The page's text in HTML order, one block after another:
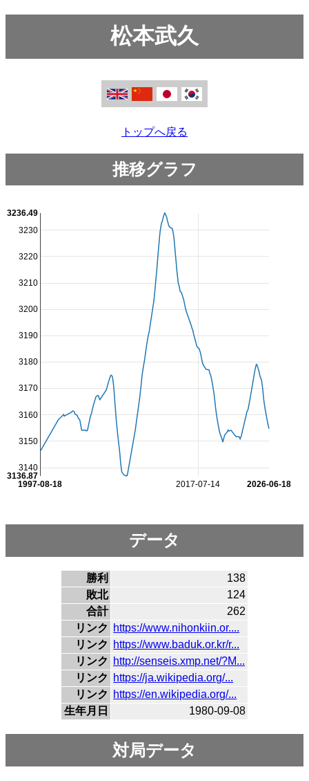
松本武久
トップへ戻る
推移グラフ
2017-07-14
1997-08-18 2026-06-18
3140
3150
3160
3170
3180
3190
3200
3210
3220
3230
3136.87
3236.49
データ
勝利
138
敗北
124
合計
262
リンク
https://www.nihonkiin.or....
リンク
https://www.baduk.or.kr/r...
リンク
http://senseis.xmp.net/?M...
リンク
https://ja.wikipedia.org/...
リンク
https://en.wikipedia.org/...
生年月日
1980-09-08
対局データ